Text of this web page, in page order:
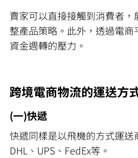
賣家可以直接接觸到消費者
整產品策略。此外，透過電
資金週轉的壓力。
跨境電商物流的運送方
(一)快遞
快遞同樣是以飛機的方式運
DHL、UPS、FedEx等。